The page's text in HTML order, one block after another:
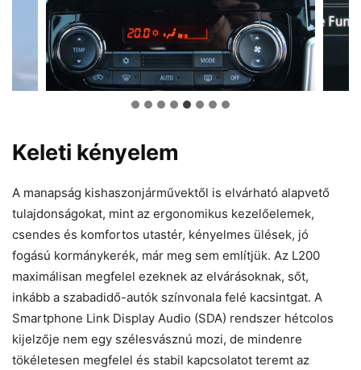
Keleti kényelem
A manapság kishaszonjárművektől is elvárható alapvető
tulajdonságokat, mint az ergonomikus kezelőelemek,
csendes és komfortos utastér, kényelmes ülések, jó
fogású kormánykerék, már meg sem említjük. Az L200
maximálisan megfelel ezeknek az elvárásoknak, sőt,
inkább a szabadidő-autók színvonala felé kacsintgat. A
Smartphone Link Display Audio (SDA) rendszer hétcolos
kijelzője nem egy szélesvásznú mozi, de mindenre
tökéletesen megfelel és stabil kapcsolatot teremt az